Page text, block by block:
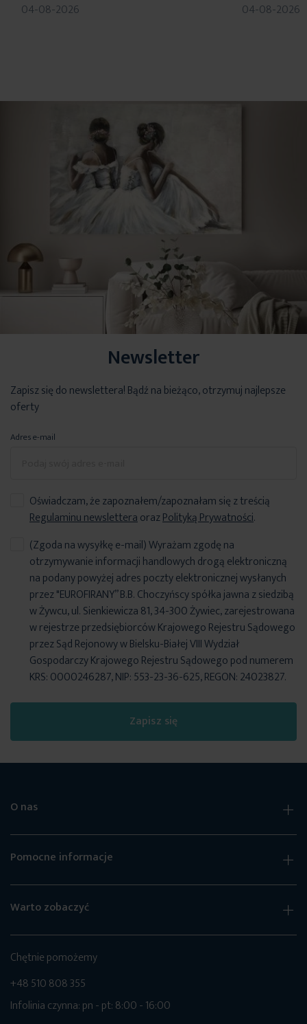
04-08-2026
04-08-2026
Newsletter
Zapisz się do newslettera! Bądź na bieżąco, otrzymuj najlepsze
oferty
Adres e-mail
Oświadczam, że zapoznałem/zapoznałam się z treścią
Regulaminu newsletteraorazPolityką Prywatności.
Zapisz się
(Zgoda na wysyłkę e-mail) Wyrażam zgodę na
otrzymywanie informacji handlowych drogą elektroniczną
na podany powyżej adres poczty elektronicznej wysłanych
przez "EUROFIRANY” B.B. Choczyńscy spółka jawna z siedzibą
w Żywcu, ul. Sienkiewicza 81, 34-300 Żywiec, zarejestrowana
w rejestrze przedsiębiorców Krajowego Rejestru Sądowego
przez Sąd Rejonowy w Bielsku-Białej VIII Wydział
Gospodarczy Krajowego Rejestru Sądowego pod numerem
KRS: 0000246287, NIP: 553-23-36-625, REGON: 24023827.
O nas
Pomocne informacje
Warto zobaczyć
Chętnie pomożemy
+48 510 808 355
Infolinia czynna: pn - pt: 8:00 - 16:00